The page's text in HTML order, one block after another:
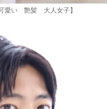
愛い 艶髪 大人女子】